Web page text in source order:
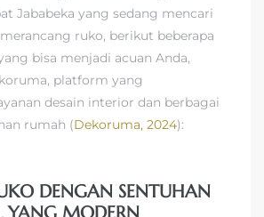
Jababeka yang sedang mencari
ruko, berikut beberapa
bisa menjadi acuan Anda,
platform yang
desain interior dan berbagai
rumah (Dekoruma, 2024):
DENGAN SENTUHAN